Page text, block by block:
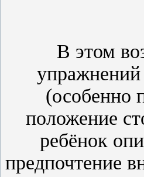
В этом
упражнений
(особенно
положение
ребёнок
предпочтение